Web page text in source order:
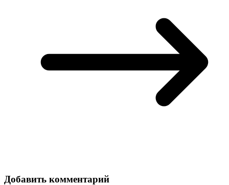
Добавить комментарий